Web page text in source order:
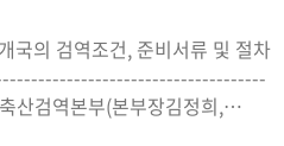
의 검역조건, 준비서류 및 절차
검역본부(본부장김정희,